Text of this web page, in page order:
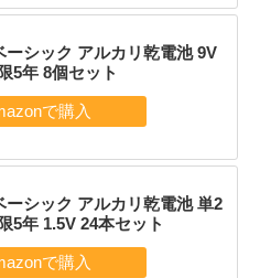
シック アルカリ乾電池 9V
5年 8個セット
シック アルカリ乾電池 単2
5年 1.5V 24本セット